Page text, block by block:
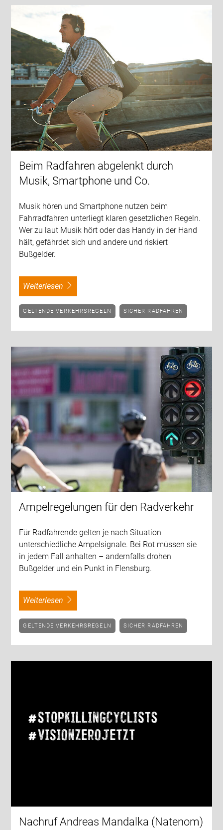
Beim Radfahren abgelenkt durch
Musik, Smartphone und Co.
Musik hören und Smartphone nutzen beim
Fahrradfahren unterliegt klaren gesetzlichen Regeln.
Wer zu laut Musik hört oder das Handy in der Hand
hält, gefährdet sich und andere und riskiert
Bußgelder.
weiterlesen
GELTENDE VERKEHRSREGELN SICHER RADFAHREN
Ampelregelungen für den Radverkehr
Für Radfahrende gelten je nach Situation
unterschiedliche Ampelsignale. Bei Rot müssen sie
in jedem Fall anhalten – andernfalls drohen
Bußgelder und ein Punkt in Flensburg.
weiterlesen
GELTENDE VERKEHRSREGELN SICHER RADFAHREN
Nachruf Andreas Mandalka (Natenom)